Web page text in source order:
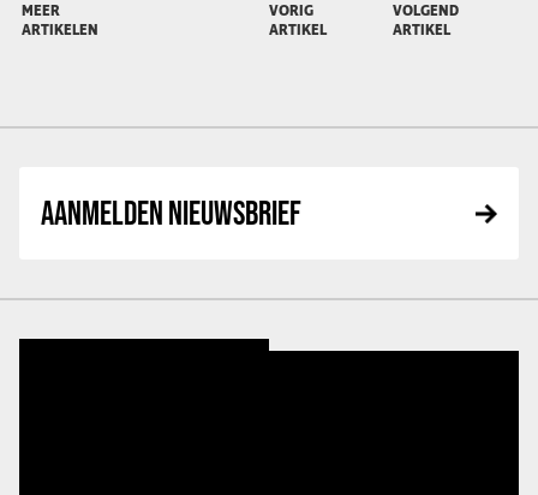
MEER
ARTIKELEN
VORIG
ARTIKEL
VOLGEND
ARTIKEL
AANMELDEN NIEUWSBRIEF